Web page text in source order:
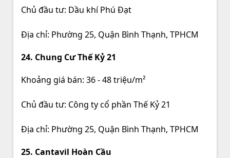
Chủ đầu tư: Dầu khí Phú Đạt
Địa chỉ: Phường 25, Quận Bình Thạnh, TPHCM
24. Chung Cư Thế Kỷ 21
Khoảng giá bán: 36 - 48 triệu/m²
Chủ đầu tư: Công ty cổ phần Thế Kỷ 21
Địa chỉ: Phường 25, Quận Bình Thạnh, TPHCM
25. Cantavil Hoàn Cầu